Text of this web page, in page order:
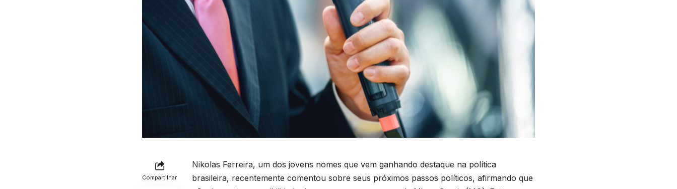
Compartilhar
Nikolas Ferreira, um dos jovens nomes que vem ganhando destaque na política
brasileira, recentemente comentou sobre seus próximos passos políticos, afirmando que